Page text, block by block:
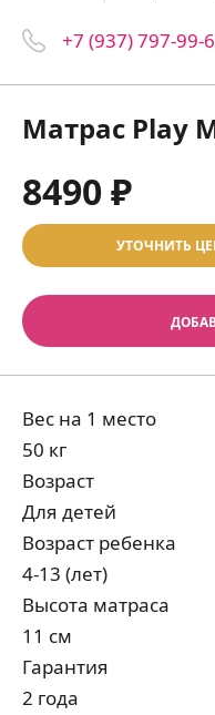
+7 (937) 797-99-
Матрас Play
8490 ₽
УТОЧНИТЬ
Вес на 1 место
50 кг
Возраст
Для детей
Возраст ребенка
4-13 (лет)
Высота матраса
11 см
Гарантия
2 года